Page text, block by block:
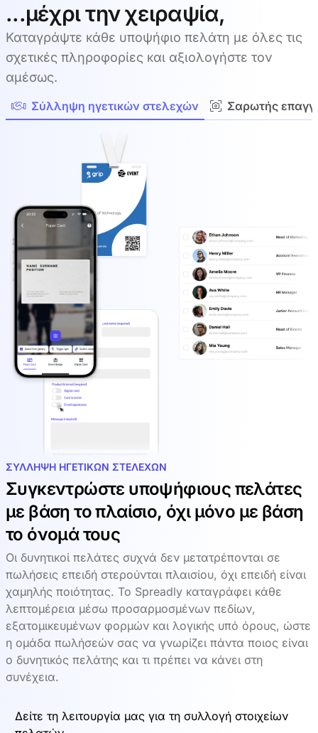
...μέχρι την χειραψία,
Καταγράψτε κάθε υποψήφιο πελάτη με όλες τις
σχετικές πληροφορίες και αξιολογήστε τον
αμέσως.
Σύλληψη ηγετικών στελεχών Σαρωτής
ΣΎΛΛΗΨΗ ΗΓΕΤΙΚΏΝ ΣΤΕΛΕΧΏΝ
Συγκεντρώστε υποψήφιους πελάτες
με βάση το πλαίσιο, όχι μόνο με βάση
το όνομά τους
Οι δυνητικοί πελάτες συχνά δεν μετατρέπονται σε
πωλήσεις επειδή στερούνται πλαισίου, όχι επειδή είναι
χαμηλής ποιότητας. Το Spreadly καταγράφει κάθε
λεπτομέρεια μέσω προσαρμοσμένων πεδίων,
εξατομικευμένων φορμών και λογικής υπό όρους, ώστε
η ομάδα πωλήσεών σας να γνωρίζει πάντα ποιος είναι
ο δυνητικός πελάτης και τι πρέπει να κάνει στη
συνέχεια.
Δείτε τη λειτουργία μας για τη συλλογή στοιχείων